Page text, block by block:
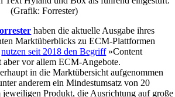
(Grafik: Forrester)
haben die aktuelle Ausgabe ihres
Marktüberblicks zu ECM-Plattformen
nutzen seit 2018 den Begriff»Content
aber vor allem ECM-Angebote.
in die Marktübersicht aufgenommen
anderem ein Mindestumsatz von 20
Produkt, die Ausrichtung auf große